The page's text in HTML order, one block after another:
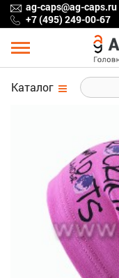
ag-caps@ag-caps.ru
+7 (495) 249-00-67
Каталог